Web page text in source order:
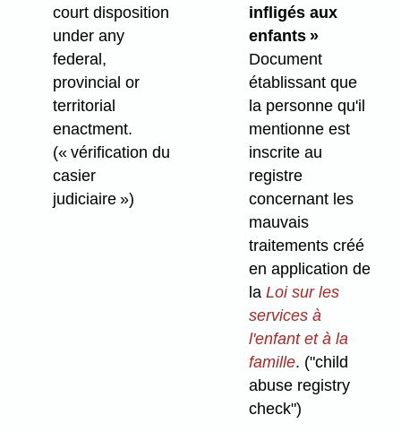
court disposition
under any
federal,
provincial or
territorial
enactment.
(« vérification du
casier
judiciaire »)
infligés aux
enfants »
Document
établissant que
la personne qu'il
mentionne est
inscrite au
registre
concernant les
mauvais
traitements créé
en application de
la Loi sur les
services à
l'enfant et à la
famille. ("child
abuse registry
check")